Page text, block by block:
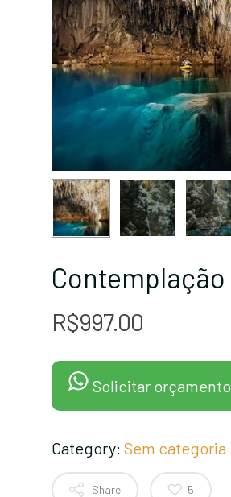
Contemplação
R$997.00
Solicitar orçamento
Category: Sem categoria
Share 5